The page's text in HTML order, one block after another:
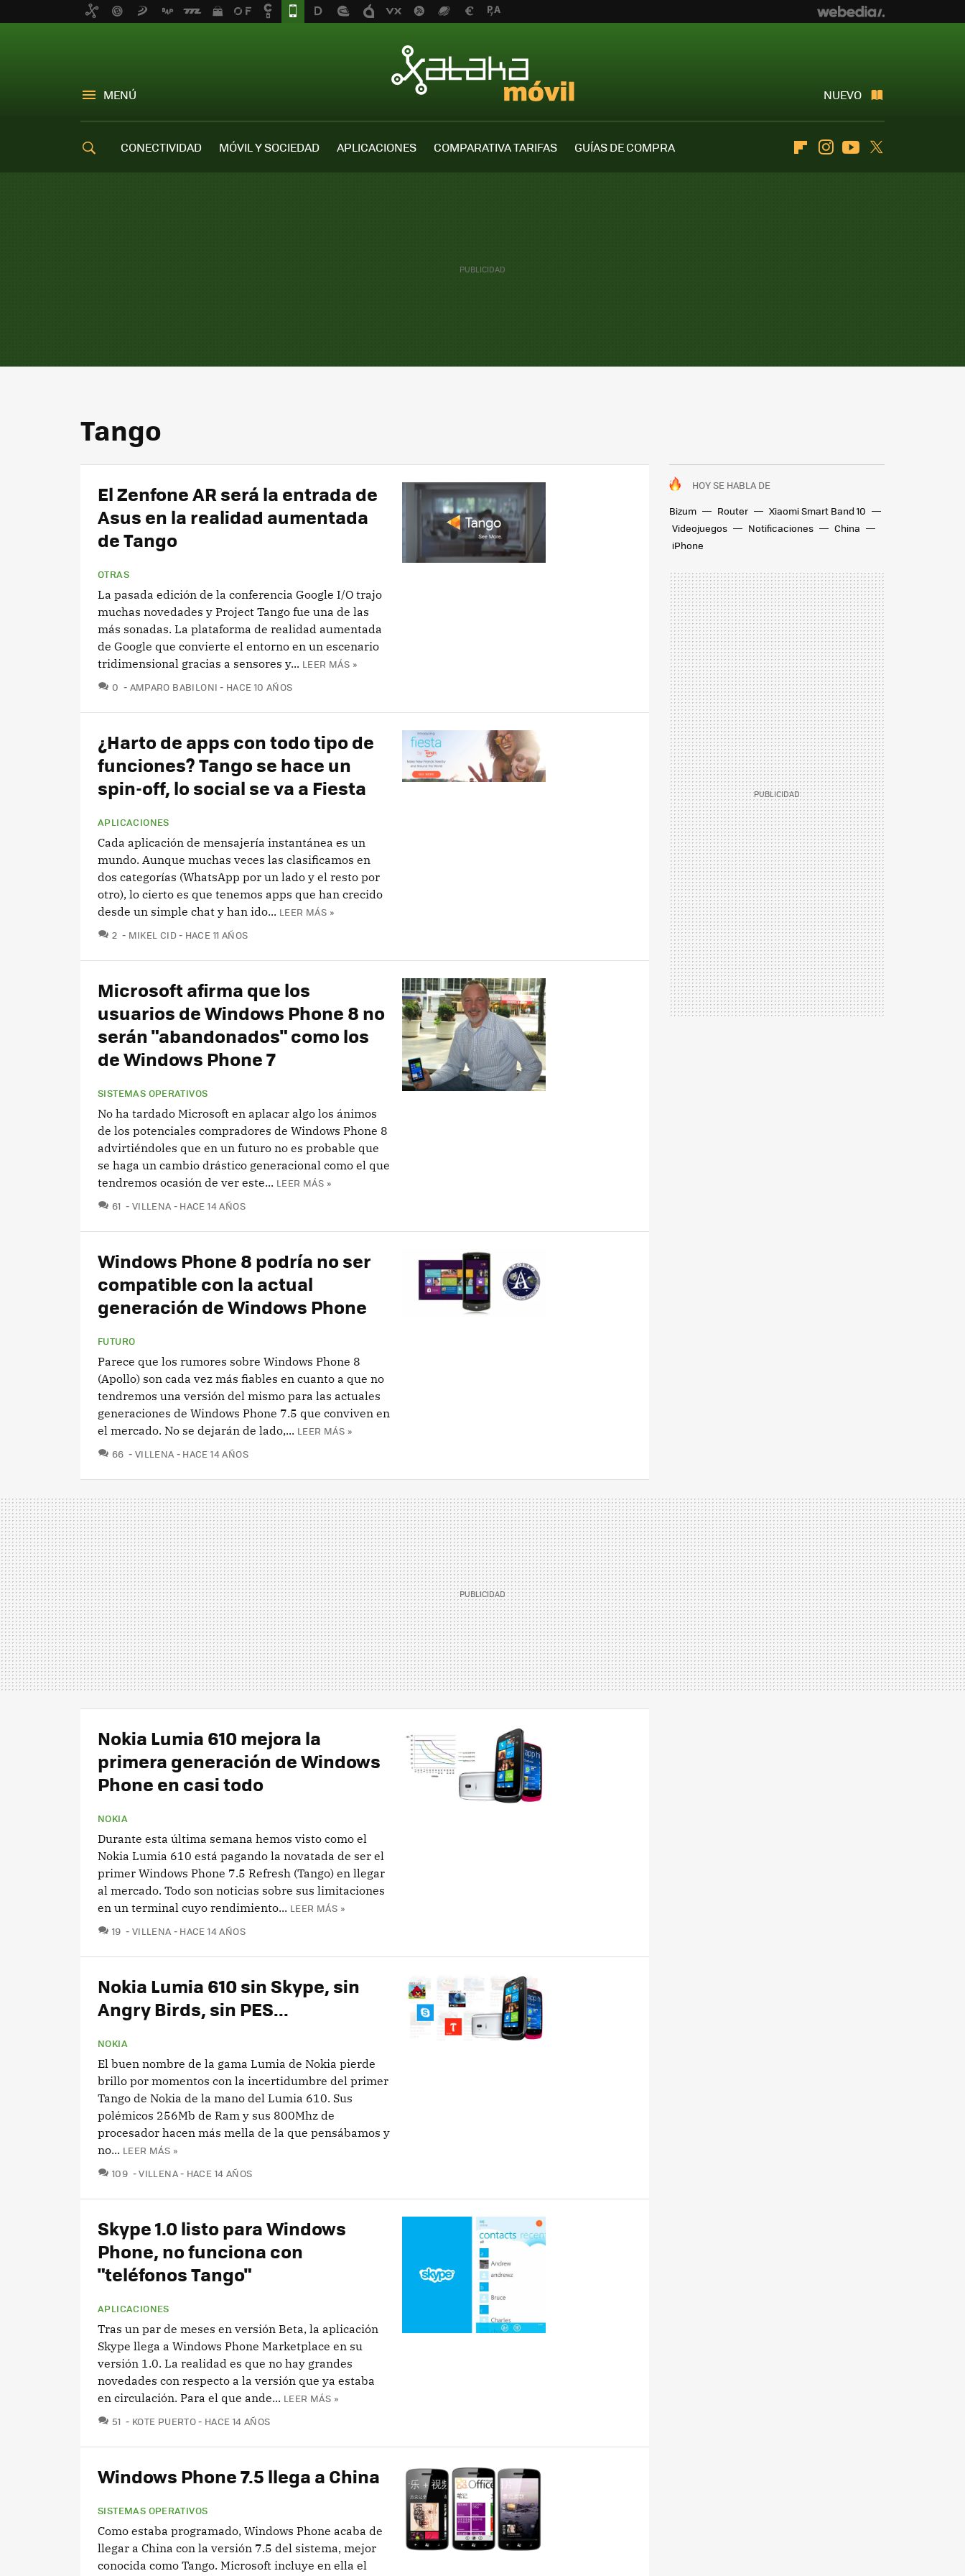
MENÚ NUEVO
CONECTIVIDAD MÓVIL Y SOCIEDAD APLICACIONES COMPARATIVA TARIFAS
GUÍAS DE COMPRA
FlipboardInstagramYoutube
Tango
HOY SE HABLA DE
Bizum
Router
Xiaomi Smart Band 10
Videojuegos
Notificaciones
China
iPhone
El Zenfone AR será la entrada de
Asus en la realidad aumentada
de Tango
OTRAS
La pasada edición de la conferencia Google I/O trajo
muchas novedades y Project Tango fue una de las
más sonadas. La plataforma de realidad aumentada
de Google que convierte el entorno en un escenario
tridimensional gracias a sensores y... LEER MÁS »
0 COMENTARIOS
AMPARO BABILONI HACE 10 AÑOS
¿Harto de apps con todo tipo de
funciones? Tango se hace un
spin-off, lo social se va a Fiesta
APLICACIONES
Cada aplicación de mensajería instantánea es un
mundo. Aunque muchas veces las clasificamos en
dos categorías (WhatsApp por un lado y el resto por
otro), lo cierto es que tenemos apps que han crecido
desde un simple chat y han ido... LEER MÁS »
2 COMENTARIOS
MIKEL CID HACE 11 AÑOS
Microsoft afirma que los
usuarios de Windows Phone 8 no
serán "abandonados" como los
de Windows Phone 7
SISTEMAS OPERATIVOS
No ha tardado Microsoft en aplacar algo los ánimos
de los potenciales compradores de Windows Phone 8
advirtiéndoles que en un futuro no es probable que
se haga un cambio drástico generacional como el que
tendremos ocasión de ver este... LEER MÁS »
61 COMENTARIOS
VILLENA HACE 14 AÑOS
Windows Phone 8 podría no ser
compatible con la actual
generación de Windows Phone
FUTURO
Parece que los rumores sobre Windows Phone 8
(Apollo) son cada vez más fiables en cuanto a que no
tendremos una versión del mismo para las actuales
generaciones de Windows Phone 7.5 que conviven en
el mercado. No se dejarán de lado,... LEER MÁS »
66 COMENTARIOS
VILLENA HACE 14 AÑOS
Nokia Lumia 610 mejora la
primera generación de Windows
Phone en casi todo
NOKIA
Durante esta última semana hemos visto como el
Nokia Lumia 610 está pagando la novatada de ser el
primer Windows Phone 7.5 Refresh (Tango) en llegar
al mercado. Todo son noticias sobre sus limitaciones
en un terminal cuyo rendimiento... LEER MÁS »
19 COMENTARIOS
VILLENA HACE 14 AÑOS
Nokia Lumia 610 sin Skype, sin
Angry Birds, sin PES...
NOKIA
El buen nombre de la gama Lumia de Nokia pierde
brillo por momentos con la incertidumbre del primer
Tango de Nokia de la mano del Lumia 610. Sus
polémicos 256Mb de Ram y sus 800Mhz de
procesador hacen más mella de la que pensábamos y
no... LEER MÁS »
109 COMENTARIOS
VILLENA HACE 14 AÑOS
Skype 1.0 listo para Windows
Phone, no funciona con
"teléfonos Tango"
APLICACIONES
Tras un par de meses en versión Beta, la aplicación
Skype llega a Windows Phone Marketplace en su
versión 1.0. La realidad es que no hay grandes
novedades con respecto a la versión que ya estaba
en circulación. Para el que ande... LEER MÁS »
51 COMENTARIOS
KOTE PUERTO HACE 14 AÑOS
Windows Phone 7.5 llega a China
SISTEMAS OPERATIVOS
Como estaba programado, Windows Phone acaba de
llegar a China con la versión 7.5 del sistema, mejor
conocida como Tango. Microsoft incluye en ella el